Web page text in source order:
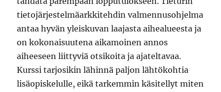
tietojärjestelmäarkkitehdin valmennusohjelma
antaa hyvän yleiskuvan laajasta aihealueesta ja
on kokonaisuutena aikamoinen annos
aiheeseen liittyviä otsikoita ja ajateltavaa.
Kurssi tarjosikin lähinnä paljon lähtökohtia
lisäopiskelulle, eikä tarkemmin käsitellyt miten